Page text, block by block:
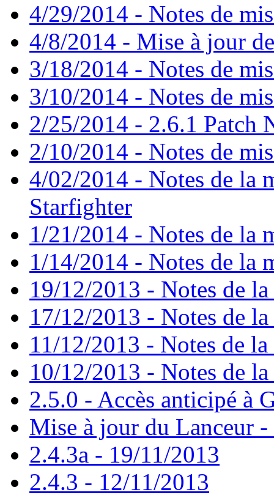
4/29/2014 - Notes de
4/8/2014 - Mise à jour
3/18/2014 - Notes de
3/10/2014 - Notes de
2/25/2014 - 2.6.1 Patch
2/10/2014 - Notes de
4/02/2014 - Notes de la
Starfighter
1/21/2014 - Notes de la
1/14/2014 - Notes de la
19/12/2013 - Notes de
17/12/2013 - Notes de
11/12/2013 - Notes de
10/12/2013 - Notes de
2.5.0 - Accès anticipé à
Mise à jour du Lanceur
2.4.3a - 19/11/2013
2.4.3 - 12/11/2013